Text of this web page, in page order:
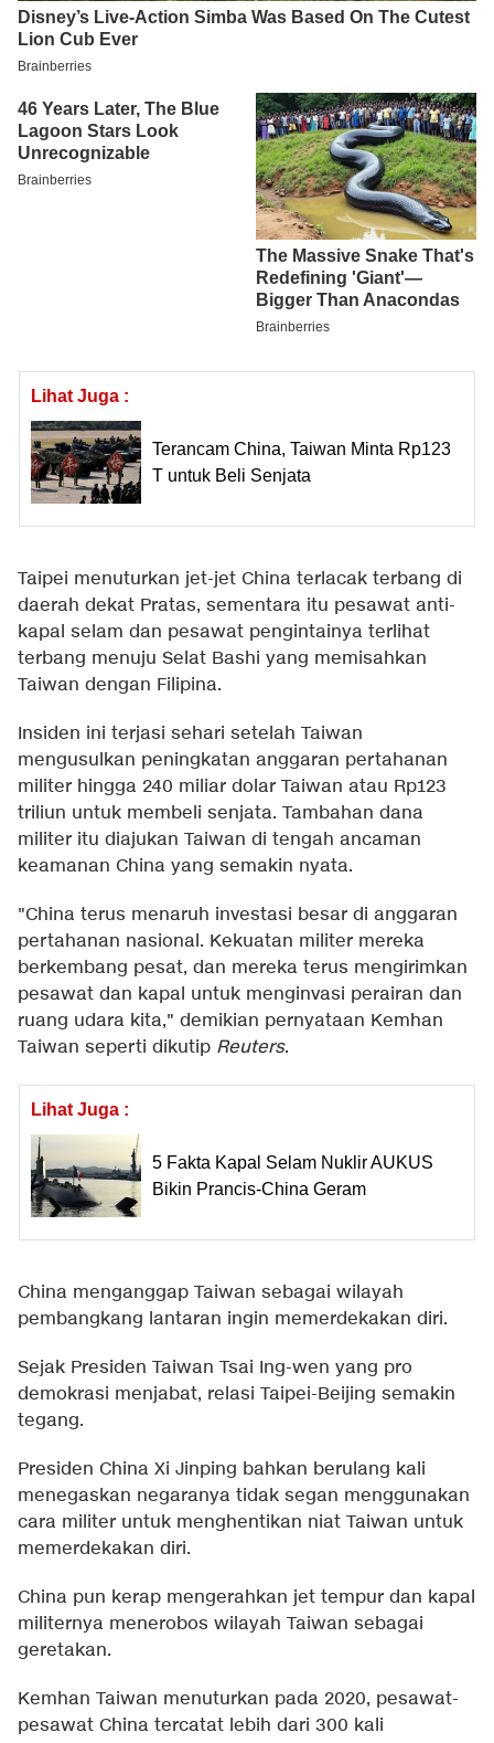
Lihat Juga :
Terancam China, Taiwan Minta Rp123
T untuk Beli Senjata
Taipei menuturkan jet-jet China terlacak terbang di
daerah dekat Pratas, sementara itu pesawat anti-
kapal selam dan pesawat pengintainya terlihat
terbang menuju Selat Bashi yang memisahkan
Taiwan dengan Filipina.
Insiden ini terjasi sehari setelah Taiwan
mengusulkan peningkatan anggaran pertahanan
militer hingga 240 miliar dolar Taiwan atau Rp123
triliun untuk membeli senjata. Tambahan dana
militer itu diajukan Taiwan di tengah ancaman
keamanan China yang semakin nyata.
"China terus menaruh investasi besar di anggaran
pertahanan nasional. Kekuatan militer mereka
berkembang pesat, dan mereka terus mengirimkan
pesawat dan kapal untuk menginvasi perairan dan
ruang udara kita," demikian pernyataan Kemhan
Taiwan seperti dikutip Reuters.
Lihat Juga :
5 Fakta Kapal Selam Nuklir AUKUS
Bikin Prancis-China Geram
China menganggap Taiwan sebagai wilayah
pembangkang lantaran ingin memerdekakan diri.
Sejak Presiden Taiwan Tsai Ing-wen yang pro
demokrasi menjabat, relasi Taipei-Beijing semakin
tegang.
Presiden China Xi Jinping bahkan berulang kali
menegaskan negaranya tidak segan menggunakan
cara militer untuk menghentikan niat Taiwan untuk
memerdekakan diri.
China pun kerap mengerahkan jet tempur dan kapal
militernya menerobos wilayah Taiwan sebagai
geretakan.
Kemhan Taiwan menuturkan pada 2020, pesawat-
pesawat China tercatat lebih dari 300 kali